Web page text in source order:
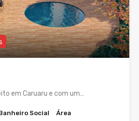
em Caruaru e com um…
Social
Área